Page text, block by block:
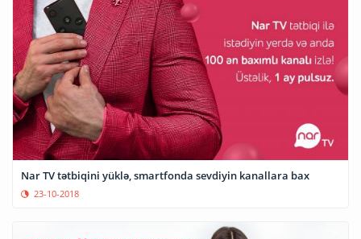
Nar TV tətbiqini yüklə, smartfonda sevdiyin kanallara bax
23-10-2018